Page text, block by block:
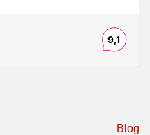
Blog